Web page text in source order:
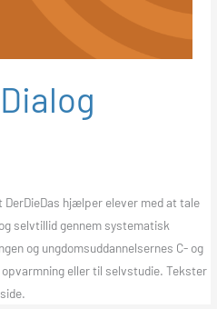
DerDieDas hjælper elever med at tale
selvtillid gennem systematisk
og ungdomsuddannelsernes C- og
eller til selvstudie. Tekster